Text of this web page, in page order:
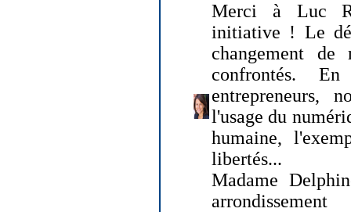
Merci à Luc
initiative ! Le
changement de
confrontés.
entrepreneurs,
l'usage du
humaine,
libertés...
Madame
arrondissement